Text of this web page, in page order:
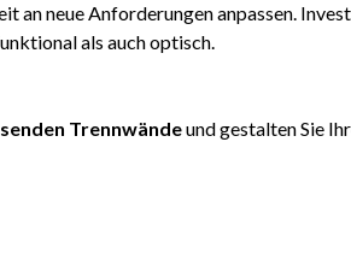
an neue Anforderungen anpassen.
als auch optisch.
Trennwändeund gestalten Sie